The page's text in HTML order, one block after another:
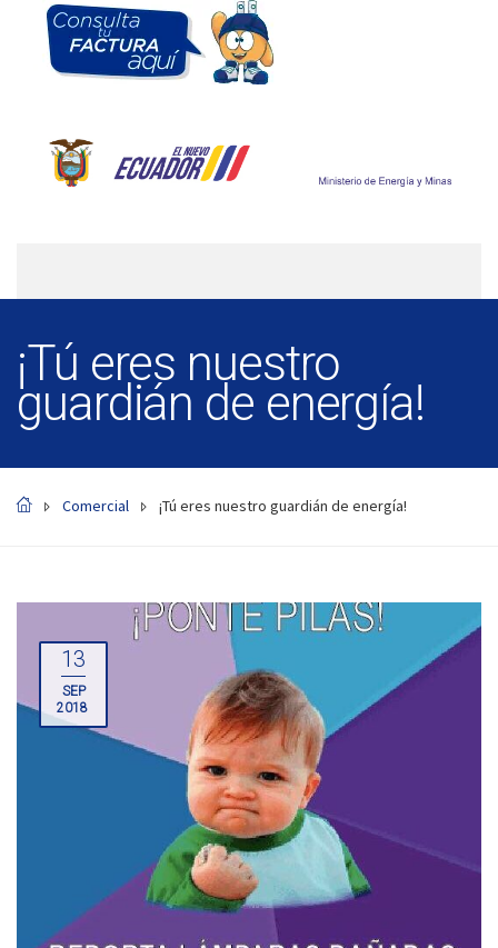
¡Tú eres nuestro
guardián de energía!
Comercial ¡Tú eres nuestro guardián de energía!
13
SEP
2018